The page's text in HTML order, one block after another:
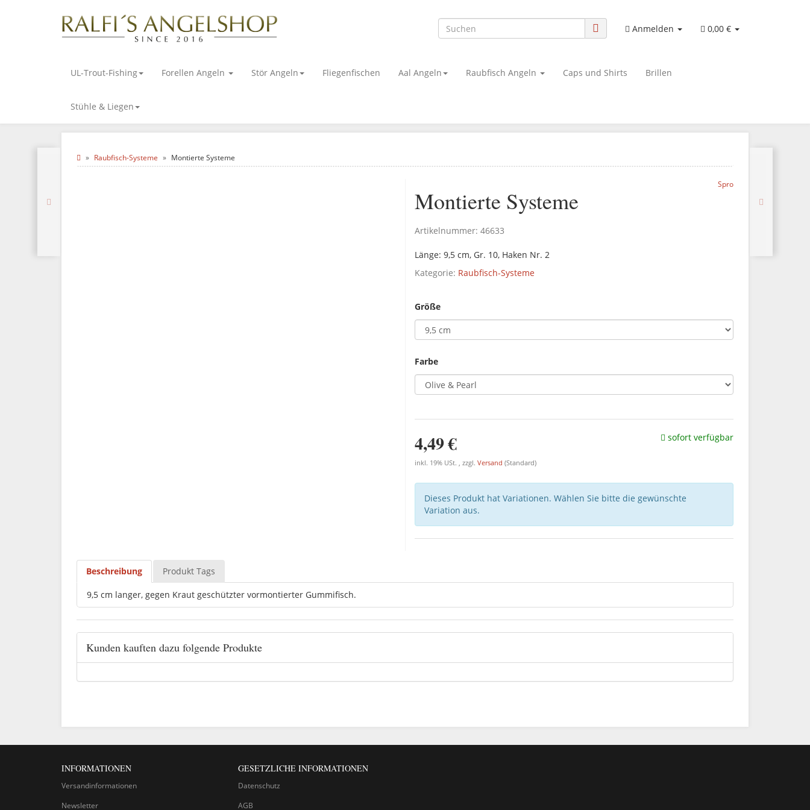
Anmelden 0,00 €
UL-Trout-Fishing Forellen Angeln Stör Angeln Fliegenfischen Aal Angeln Raubfisch Angeln Caps und Shirts Brillen
Stühle & Liegen
Raubfisch-Systeme Montierte Systeme
Spro
Montierte Systeme
Artikelnummer: 46633
Länge: 9,5 cm, Gr. 10, Haken Nr. 2
Kategorie: Raubfisch-Systeme
Größe
Farbe
4,49 €
inkl. 19% USt. , zzgl. Versand (Standard)
sofort verfügbar
Dieses Produkt hat Variationen. Wählen Sie bitte die gewünschte
Variation aus.
Beschreibung Produkt Tags
9,5 cm langer, gegen Kraut geschützter vormontierter Gummifisch.
Kunden kauften dazu folgende Produkte
INFORMATIONEN
Versandinformationen
Newsletter
GESETZLICHE INFORMATIONEN
Datenschutz
AGB